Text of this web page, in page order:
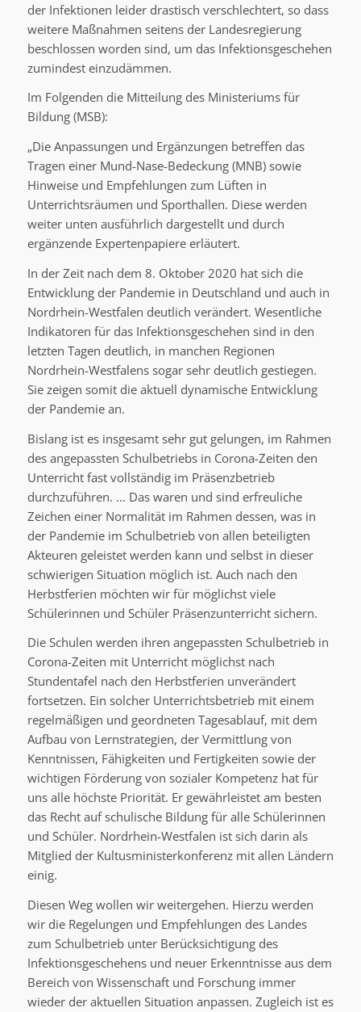
der Infektionen leider drastisch verschlechtert, so dass
weitere Maßnahmen seitens der Landesregierung
beschlossen worden sind, um das Infektionsgeschehen
zumindest einzudämmen.
Im Folgenden die Mitteilung des Ministeriums für
Bildung (MSB):
„Die Anpassungen und Ergänzungen betreffen das
Tragen einer Mund-Nase-Bedeckung (MNB) sowie
Hinweise und Empfehlungen zum Lüften in
Unterrichtsräumen und Sporthallen. Diese werden
weiter unten ausführlich dargestellt und durch
ergänzende Expertenpapiere erläutert.
In der Zeit nach dem 8. Oktober 2020 hat sich die
Entwicklung der Pandemie in Deutschland und auch in
Nordrhein-Westfalen deutlich verändert. Wesentliche
Indikatoren für das Infektionsgeschehen sind in den
letzten Tagen deutlich, in manchen Regionen
Nordrhein-Westfalens sogar sehr deutlich gestiegen.
Sie zeigen somit die aktuell dynamische Entwicklung
der Pandemie an.
Bislang ist es insgesamt sehr gut gelungen, im Rahmen
des angepassten Schulbetriebs in Corona-Zeiten den
Unterricht fast vollständig im Präsenzbetrieb
durchzuführen. … Das waren und sind erfreuliche
Zeichen einer Normalität im Rahmen dessen, was in
der Pandemie im Schulbetrieb von allen beteiligten
Akteuren geleistet werden kann und selbst in dieser
schwierigen Situation möglich ist. Auch nach den
Herbstferien möchten wir für möglichst viele
Schülerinnen und Schüler Präsenzunterricht sichern.
Die Schulen werden ihren angepassten Schulbetrieb in
Corona-Zeiten mit Unterricht möglichst nach
Stundentafel nach den Herbstferien unverändert
fortsetzen. Ein solcher Unterrichtsbetrieb mit einem
regelmäßigen und geordneten Tagesablauf, mit dem
Aufbau von Lernstrategien, der Vermittlung von
Kenntnissen, Fähigkeiten und Fertigkeiten sowie der
wichtigen Förderung von sozialer Kompetenz hat für
uns alle höchste Priorität. Er gewährleistet am besten
das Recht auf schulische Bildung für alle Schülerinnen
und Schüler. Nordrhein-Westfalen ist sich darin als
Mitglied der Kultusministerkonferenz mit allen Ländern
einig.
Diesen Weg wollen wir weitergehen. Hierzu werden
wir die Regelungen und Empfehlungen des Landes
zum Schulbetrieb unter Berücksichtigung des
Infektionsgeschehens und neuer Erkenntnisse aus dem
Bereich von Wissenschaft und Forschung immer
wieder der aktuellen Situation anpassen. Zugleich ist es